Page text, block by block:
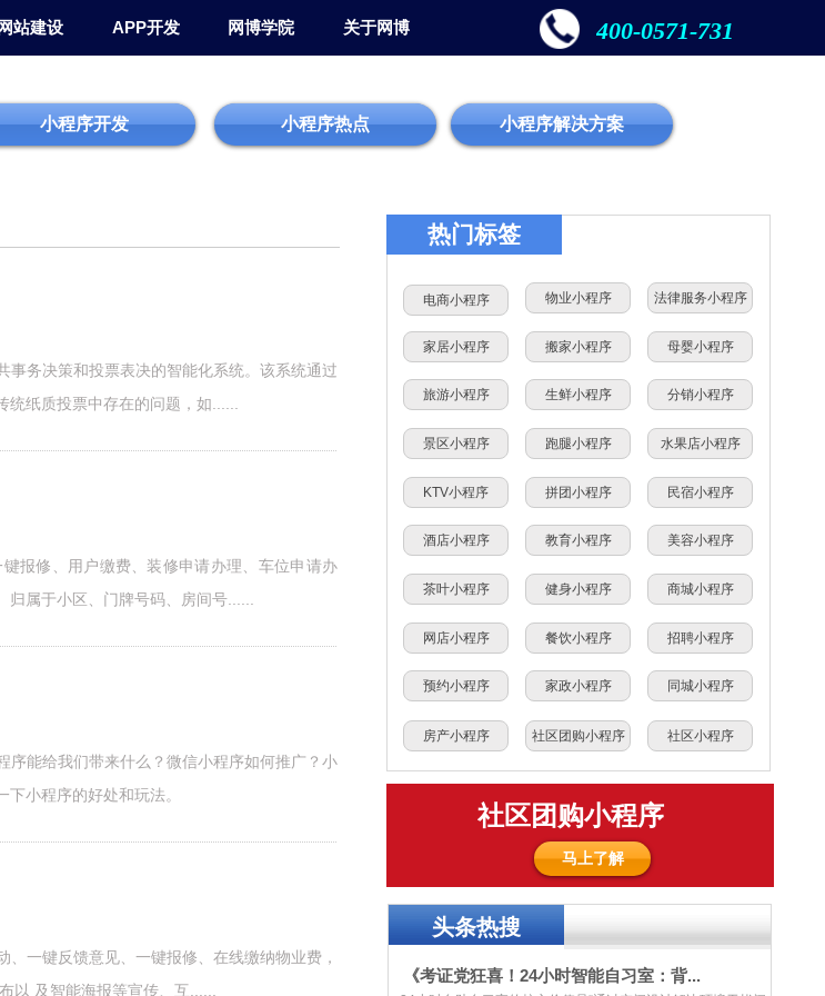
400-0571-731
网站建设 APP开发 网博学院 关于网博
小程序开发 小程序热点 小程序解决方案
头条热搜
《考证党狂喜！24小时智能自习室：背...
搬家小程序
物业小程序
家居小程序
旅游小程序
电商小程序
热门标签
生鲜小程序
景区小程序 跑腿小程序
KTV小程序 拼团小程序
酒店小程序 教育小程序
茶叶小程序 健身小程序
网店小程序 餐饮小程序
预约小程序 家政小程序
房产小程序 社区团购小程序
母婴小程序
分销小程序
水果店小程序
民宿小程序
美容小程序
商城小程序
招聘小程序
同城小程序
社区小程序
法律服务小程序
务决策和投票表决的智能化系统。该系统通过
纸质投票中存在的问题，如......
报修、用户缴费、装修申请办理、车位申请办
属于小区、门牌号码、房间号......
序能给我们带来什么？微信小程序如何推广？小
小程序的好处和玩法。
一键反馈意见、一键报修、在线缴纳物业费，
以 及智能海报等宣传、互......
马上了解
社区团购小程序